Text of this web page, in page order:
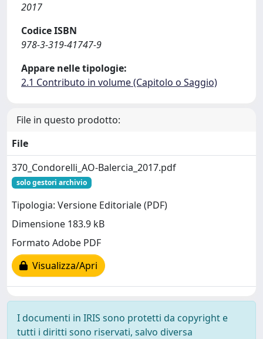
2017
Codice ISBN
978-3-319-41747-9
Appare nelle tipologie:
2.1 Contributo in volume (Capitolo o Saggio)
File in questo prodotto:
File
370_Condorelli_AO-Balercia_2017.pdf
solo gestori archivio
Tipologia: Versione Editoriale (PDF)
Dimensione 183.9 kB
Formato Adobe PDF
Visualizza/Apri
I documenti in IRIS sono protetti da copyright e
tutti i diritti sono riservati, salvo diversa